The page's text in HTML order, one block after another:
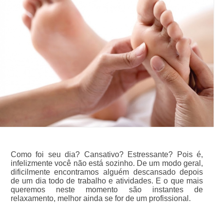
Como foi seu dia? Cansativo? Estressante? Pois é,
infelizmente você não está sozinho. De um modo geral,
dificilmente encontramos alguém descansado depois
de um dia todo de trabalho e atividades. E o que mais
queremos neste momento são instantes de
relaxamento, melhor ainda se for de um profissional.